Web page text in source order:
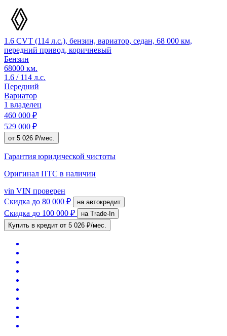
1.6 CVT (114 л.с.), бензин, вариатор, седан, 68 000 км,
передний привод, коричневый
Бензин
68000 км.
1.6 / 114 л.с.
Передний
Вариатор
1 владелец
460 000 ₽
529 000 ₽
от 5 026 ₽/мес.
Гарантия юридической чистоты
Оригинал ПТС в наличии
vin VIN проверен
Скидка до 80 000 ₽ на автокредит
Скидка до 100 000 ₽
на Trade-In
Купить в кредит от 5 026 ₽/мес.